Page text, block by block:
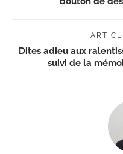
Dites adieu aux
suivi de la